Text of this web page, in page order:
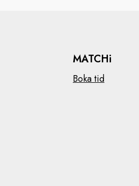
MATCHi
Boka tid